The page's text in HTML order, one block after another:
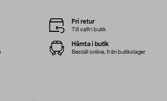
Fri retur
Till valfri butik
Hämta i butik
Beställ online, från butikslager